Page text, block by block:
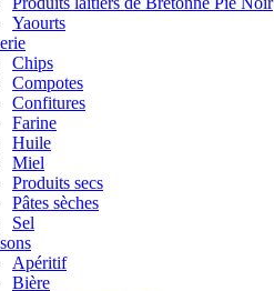
Yaourts
Chips
Compotes
Confitures
Farine
Huile
Miel
Produits secs
Pâtes sèches
Sel
Apéritif
Bière